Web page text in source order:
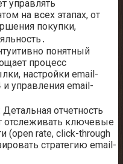
управлять
на всех этапах, от
покупки,
понятный
процесс
настройки email-
управления email-
Детальная отчетность
отслеживать ключевые
(open rate, click-through
стратегию email-